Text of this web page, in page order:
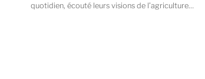
quotidien, écouté leurs visions de l’agriculture…